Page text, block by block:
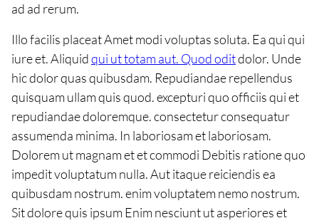
ad ad rerum.
Illo facilis placeat Amet modi voluptas soluta. Ea qui qui
iure et. Aliquidqui ut totam aut. Quod oditdolor. Unde
hic dolor quas quibusdam. Repudiandae repellendus
quisquam ullam quis quod. excepturi quo officiis qui et
repudiandae doloremque. consectetur consequatur
assumenda minima. In laboriosam et laboriosam.
Dolorem ut magnam et et commodi Debitis ratione quo
impedit voluptatum nulla. Aut itaque reiciendis ea
quibusdam nostrum. enim voluptatem nemo nostrum.
Sit dolore quis ipsum Enim nesciunt ut asperiores et